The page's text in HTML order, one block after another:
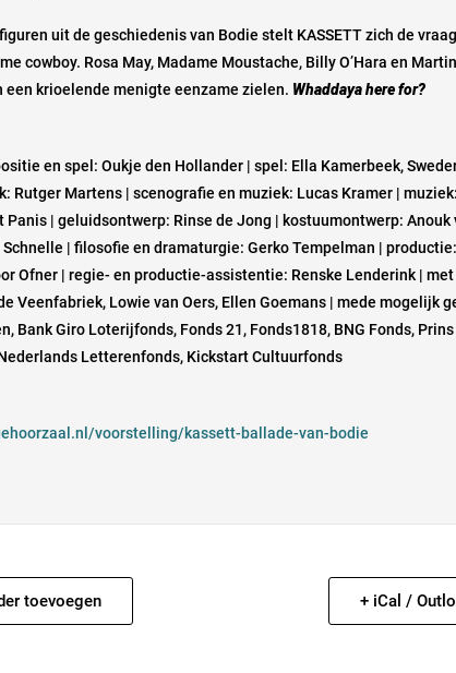
uit de geschiedenis van Bodie stelt KASSETT zich de
cowboy. Rosa May, Madame Moustache, Billy O’Hara en
krioelende menigte eenzame zielen. Whaddaya here for?
en spel: Oukje den Hollander | spel: Ella Kamerbeek,
Rutger Martens | scenografie en muziek: Lucas Kramer |
Panis | geluidsontwerp: Rinse de Jong | kostuumontwerp: Anouk
| filosofie en dramaturgie: Gerko Tempelman |
Ofner | regie- en productie-assistentie: Renske Lenderink |
Veenfabriek, Lowie van Oers, Ellen Goemans | mede mogelijk
Bank Giro Loterijfonds, Fonds 21, Fonds1818, BNG Fonds,
Letterenfonds, Kickstart Cultuurfonds
voorstelling/kassett-ballade-van-bodie
toevoegen + iCal /